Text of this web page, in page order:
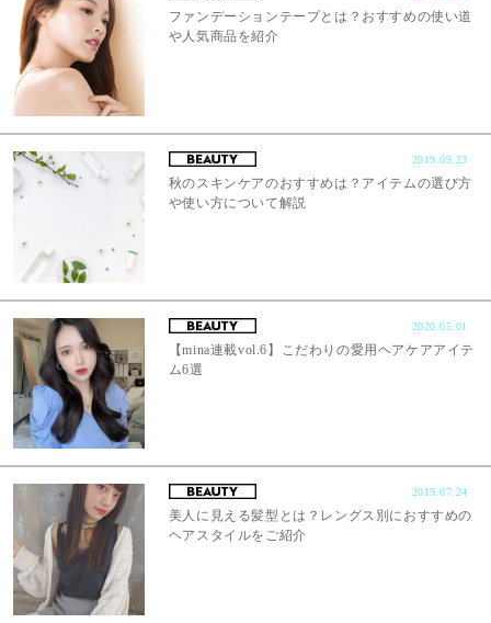
ファンデーションテープとは？おすすめの使い道
や人気商品を紹介
2019.09.23
秋のスキンケアのおすすめは？アイテムの選び方
や使い方について解説
2020.05.01
【mina連載vol.6】こだわりの愛用ヘアケアアイテ
ム6選
2019.07.24
美人に見える髪型とは？レングス別におすすめの
ヘアスタイルをご紹介